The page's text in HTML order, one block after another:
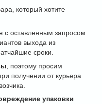
который хотите
с оставленным запросом
выхода из
сроки.
, поэтому просим
получении от курьера
упаковки